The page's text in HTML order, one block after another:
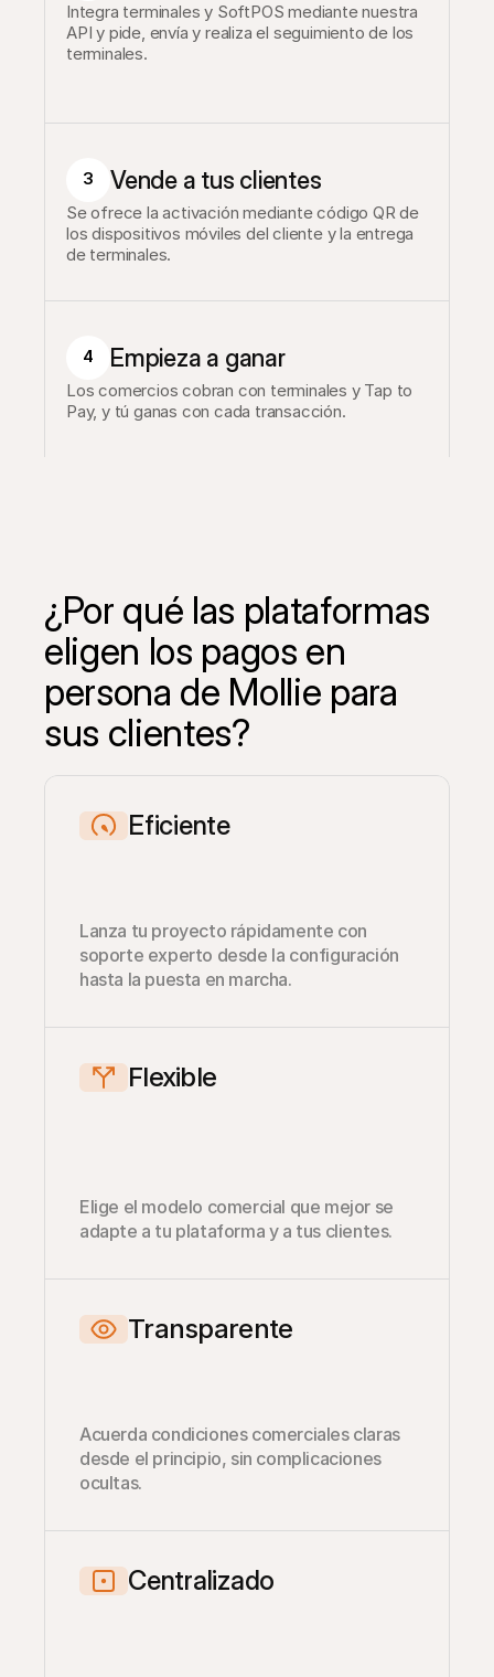
Integra terminales y SoftPOS mediante nuestra
API y pide, envía y realiza el seguimiento de los
terminales.
3 Vende a tus clientes
Se ofrece la activación mediante código QR de
los dispositivos móviles del cliente y la entrega
de terminales.
4 Empieza a ganar
Los comercios cobran con terminales y Tap to
Pay, y tú ganas con cada transacción.
¿Por qué las plataformas
eligen los pagos en
persona de Mollie para
sus clientes?
Eficiente
Lanza tu proyecto rápidamente con
soporte experto desde la configuración
hasta la puesta en marcha.
Flexible
Elige el modelo comercial que mejor se
adapte a tu plataforma y a tus clientes.
Transparente
Acuerda condiciones comerciales claras
desde el principio, sin complicaciones
ocultas.
Centralizado